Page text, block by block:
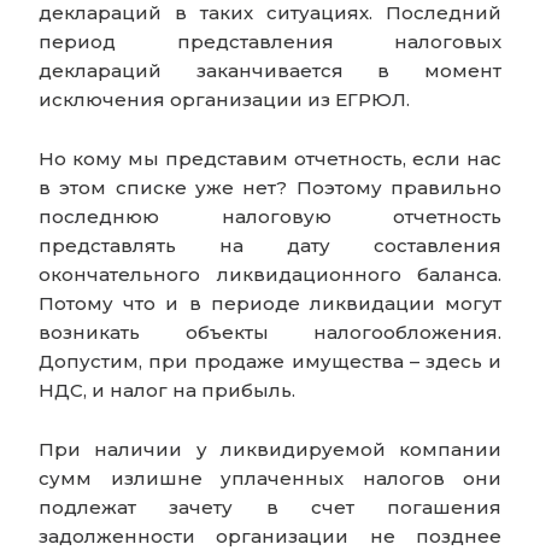
деклараций в таких ситуациях. Последний
период представления налоговых
деклараций заканчивается в момент
исключения организации из ЕГРЮЛ.
Но кому мы представим отчетность, если нас
в этом списке уже нет? Поэтому правильно
последнюю налоговую отчетность
представлять на дату составления
окончательного ликвидационного баланса.
Потому что и в периоде ликвидации могут
возникать объекты налогообложения.
Допустим, при продаже имущества – здесь и
НДС, и налог на прибыль.
При наличии у ликвидируемой компании
сумм излишне уплаченных налогов они
подлежат зачету в счет погашения
задолженности организации не позднее